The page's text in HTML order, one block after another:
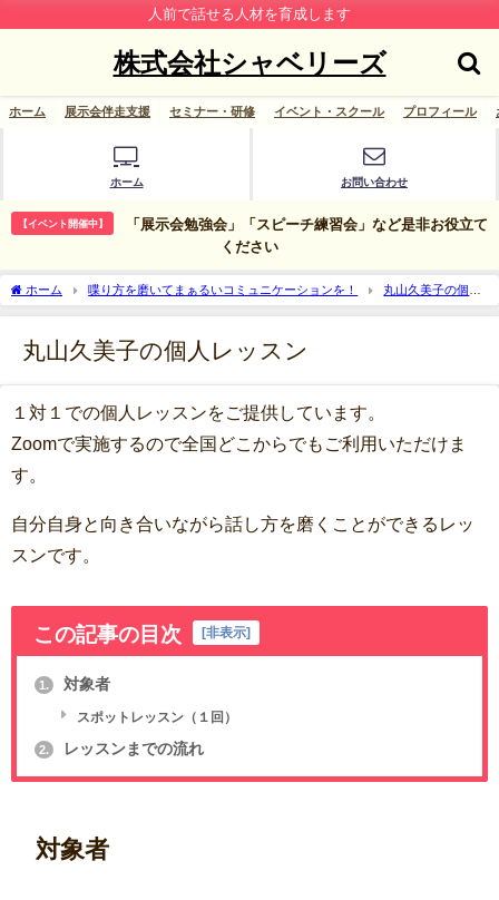
人前で話せる人材を育成します
株式会社シャベリーズ
ホーム 展示会伴走支援 セミナー・研修 イベント・スクール プロフィール
ホーム お問い合わせ
【イベント開催中】
「展示会勉強会」「スピーチ練習会」など是非お役立て
ください
ホーム 喋り方を磨いてまぁるいコミュニケーションを！
丸山久美子の個人
レッスン
丸山久美子の個人レッスン
１対１での個人レッスンをご提供しています。
Zoomで実施するので全国どこからでもご利用いただけま
す。
自分自身と向き合いながら話し方を磨くことができるレッ
スンです。
この記事の目次 [非表示]
1. 対象者
スポットレッスン（１回）
2. レッスンまでの流れ
対象者